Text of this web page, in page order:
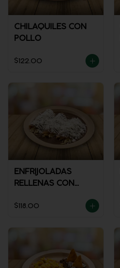
CHILAQUILES CON
POLLO
$122.00
ENFRIJOLADAS
RELLENAS CON
$118.00